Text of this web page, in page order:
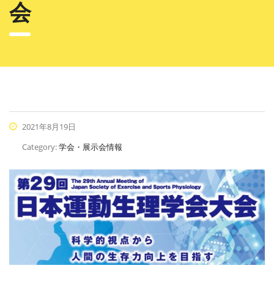
会
2021年8月19日
Category:学会・展示会情報